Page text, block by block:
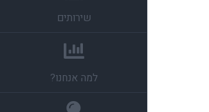
שירותים
למה אנחנו?